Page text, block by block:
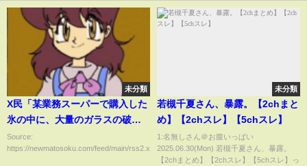
未分類
X民「某業務スーパーで購入した
氷の中に、大量のガラスの破片
が混入してた」
Source:
https://newmatosoku.com/feed/main/rss2.xml...
未分類
若槻千夏さん、暴露。【2chまと
め】【2chスレ】【5chスレ】
1:名無しさん＠お腹いっぱい
2025.06.30(Mon) 若槻千夏さん、暴露。
【2chまとめ】【2chスレ】【5chスレ】っ